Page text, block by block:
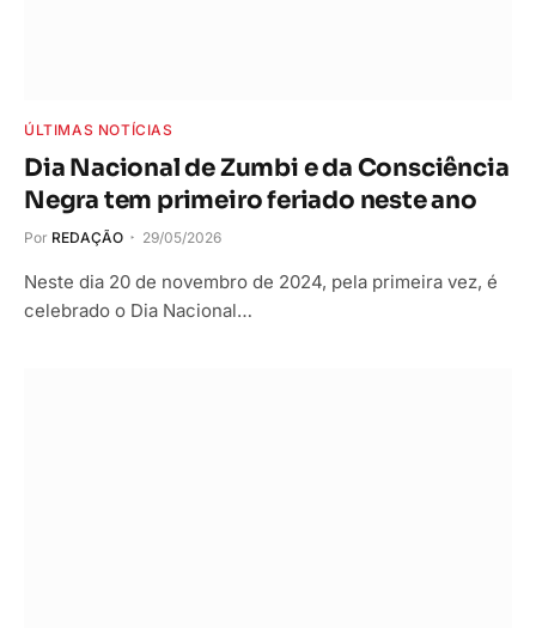
ÚLTIMAS NOTÍCIAS
Dia Nacional de Zumbi e da Consciência
Negra tem primeiro feriado neste ano
Por REDAÇÃO 29/05/2026
Neste dia 20 de novembro de 2024, pela primeira vez, é
celebrado o Dia Nacional…